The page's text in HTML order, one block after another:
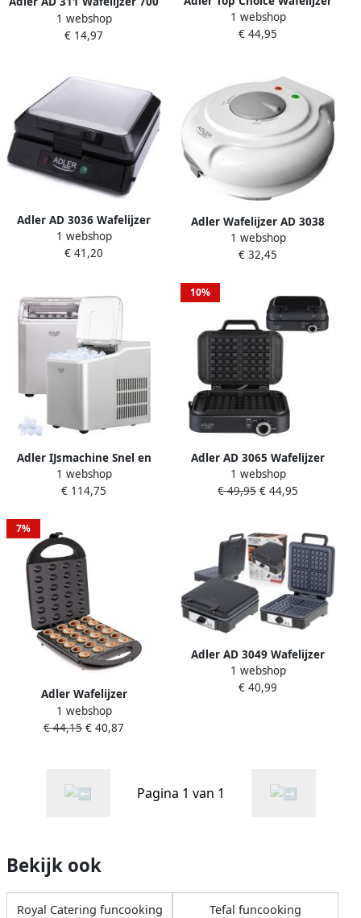
Watt
1 webshop
€ 14,97
1500 Watt
1 webshop
€ 44,95
Adler AD 3036 Wafelijzer
1500 Watt
1 webshop
€ 41,20
Adler Wafelijzer AD 3038
1500 Watt
1 webshop
€ 32,45
Adler IJsmachine Snel en
Gemakkelijk 9 Ijsblokjes per
Cyclus
1 webshop
€ 114,75
10%
Adler AD 3065 Wafelijzer
2000W Diepe Platen
Regelbare Thermostaat
1 webshop
€ 49,95 € 44,95
7%
Adler Wafelijzer
notenrooster 24 stuks max
1600W zwart AD 3039b
1 webshop
€ 44,15 € 40,87
Adler AD 3049 Wafelijzer
1 webshop
€ 40,99
Pagina 1 van 1
Bekijk ook
Royal Catering funcooking Tefal funcooking